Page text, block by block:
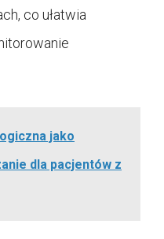
co ułatwia
jako
dla pacjentów z